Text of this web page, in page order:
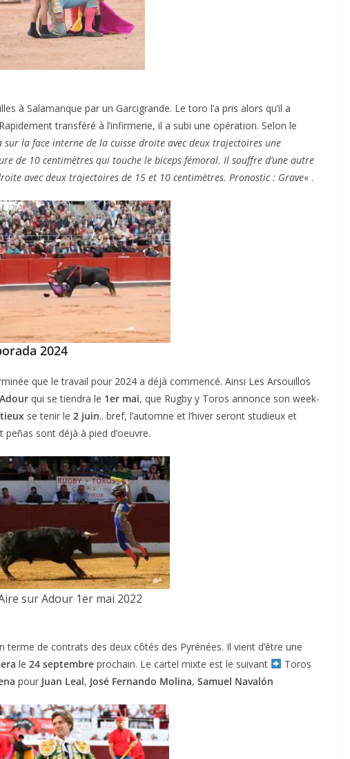
à Salamanque par un Garcigrande. Le toro l’a pris alors qu’il a
transféré à l’infirmerie, il a subi une opération. Selon le
sur la face interne de la cuisse droite avec deux trajectoires une
de 10 centimètres qui touche le biceps fémoral. Il souffre d’une autre
avec deux trajectoires de 15 et 10 centimètres. Pronostic : Grave« .
2024
que le travail pour 2024 a déjà commencé. Ainsi Les Arsouillos
qui se tiendra le 1er mai, que Rugby y Toros annonce son week-
se tenir le 2 juin.. bref, l’automne et l’hiver seront studieux et
sont déjà à pied d’oeuvre.
sur Adour 1er mai 2022
terme de contrats des deux côtés des Pyrénées. Il vient d’être une
le 24 septembre prochain. Le cartel mixte est le suivant
Toros
pour Juan Leal, José Fernando Molina, Samuel Navalón